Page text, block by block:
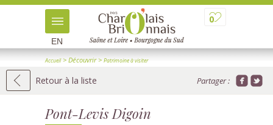
0
EN
Accueil> Découvrir> Patrimoine à visiter
Retour à la liste Partager :
Pont-Levis Digoin